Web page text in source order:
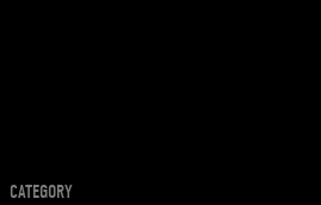
CATEGORY